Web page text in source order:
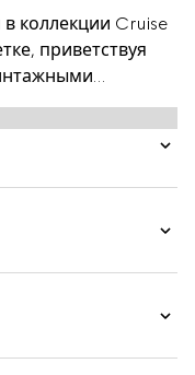
коллекции Cruise
приветствуя
в виде ветвей,
тарелку для
в